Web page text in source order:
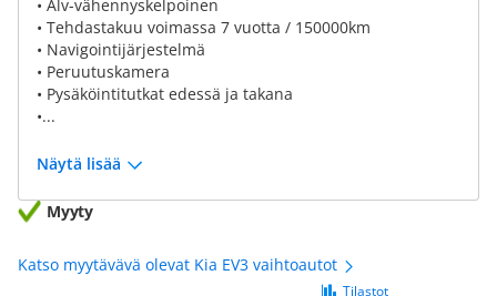
• Alv-vähennyskelpoinen
• Tehdastakuu voimassa 7 vuotta / 150000km
• Navigointijärjestelmä
• Peruutuskamera
• Pysäköintitutkat edessä ja takana
•...
Näytä lisää
Myyty
Katso myytävävä olevat Kia EV3 vaihtoautot
Tilastot